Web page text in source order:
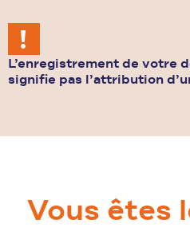
L’enregistrement de votre
signifie pas l’attribution
Vous êtes